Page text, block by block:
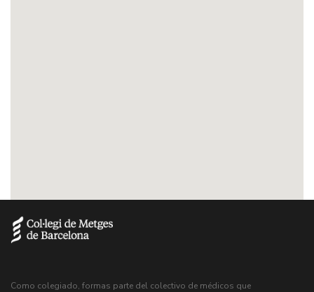
Como colegiado, formas parte del colectivo de médicos que